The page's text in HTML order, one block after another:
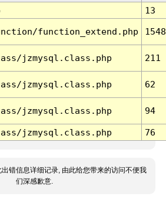
13
function_extend.php 1548
jzmysql.class.php 211
jzmysql.class.php 62
jzmysql.class.php 94
jzmysql.class.php 76
出错信息详细记录, 由此给您带来的访问不便我
们深感歉意.